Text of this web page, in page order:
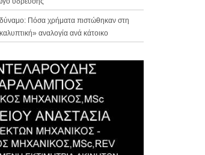
Πόσα χρήματα πιστώθηκαν στη
αναλογία ανά κάτοικο